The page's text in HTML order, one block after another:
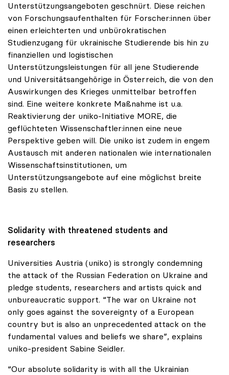
Unterstützungsangeboten geschnürt. Diese reichen
von Forschungsaufenthalten für Forscher:innen über
einen erleichterten und unbürokratischen
Studienzugang für ukrainische Studierende bis hin zu
finanziellen und logistischen
Unterstützungsleistungen für all jene Studierende
und Universitätsangehörige in Österreich, die von den
Auswirkungen des Krieges unmittelbar betroffen
sind. Eine weitere konkrete Maßnahme ist u.a.
Reaktivierung der uniko-Initiative MORE, die
geflüchteten Wissenschaftler:innen eine neue
Perspektive geben will. Die uniko ist zudem in engem
Austausch mit anderen nationalen wie internationalen
Wissenschaftsinstitutionen, um
Unterstützungsangebote auf eine möglichst breite
Basis zu stellen.
Solidarity with threatened students and
researchers
Universities Austria (uniko) is strongly condemning
the attack of the Russian Federation on Ukraine and
pledge students, researchers and artists quick and
unbureaucratic support. “The war on Ukraine not
only goes against the sovereignty of a European
country but is also an unprecedented attack on the
fundamental values and beliefs we share”, explains
uniko-president Sabine Seidler.
“Our absolute solidarity is with all the Ukrainian